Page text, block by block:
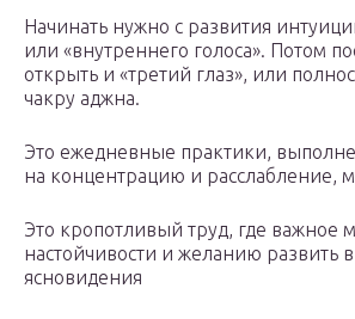
Начинать нужно с развития
или «внутреннего голоса». Потом
открыть и «третий глаз», или
чакру аджна.
Это ежедневные практики,
на концентрацию и расслабление,
Это кропотливый труд, где важное
настойчивости и желанию развить
ясновидения